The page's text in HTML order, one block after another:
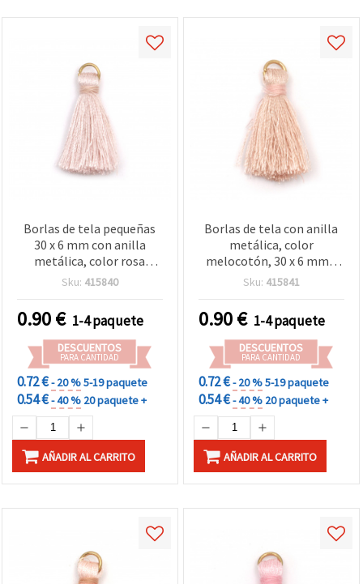
Borlas de tela pequeñas
30 x 6 mm con anilla
metálica, color rosa
ceniza - 10 piezas, para
llaveros, scrapbooking y
manualidades boho DIY
Sku: 415840
0.90€ 1-4 paquete
DESCUENTOS
PARA CANTIDAD
0.72 €- 20 %5-19 paquete
0.54 €- 40 % 20 paquete +
AÑADIR AL CARRITO
Borlas de tela con anilla
metálica, color
melocotón, 30 x 6 mm -
10 uds, mini colgantes de
bisutería, llaveros y
manualidades DIY
Sku: 415841
0.90€ 1-4 paquete
DESCUENTOS
PARA CANTIDAD
0.72 €- 20 %5-19 paquete
0.54 €- 40 % 20 paquete +
AÑADIR AL CARRITO